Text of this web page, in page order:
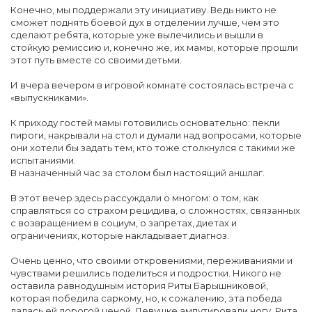
Конечно, мы поддержали эту инициативу. Ведь никто не
сможет поднять боевой дух в отделении лучше, чем это
сделают ребята, которые уже вылечились и вышли в
стойкую ремиссию и, конечно же, их мамы, которые прошли
этот путь вместе со своими детьми.
И вчера вечером в игровой комнате состоялась встреча с
«выпускниками».
К приходу гостей мамы готовились основательно: пекли
пироги, накрывали на стол и думали над вопросами, которые
они хотели бы задать тем, кто тоже столкнулся с такими же
испытаниями.
В назначенный час за столом был настоящий аншлаг.
В этот вечер здесь рассуждали о многом: о том, как
справляться со страхом рецидива, о сложностях, связанных
с возвращением в социум, о запретах, диетах и
ограничениях, которые накладывает диагноз.
Очень ценно, что своими откровениями, переживаниями и
чувствами решились поделиться и подростки. Никого не
оставила равнодушным история Риты Барышниковой,
которая победила саркому, но, к сожалению, эта победа